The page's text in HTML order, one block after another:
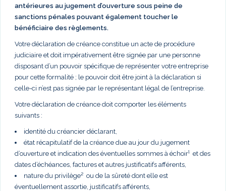
antérieures au jugement d’ouverture sous peine de
sanctions pénales pouvant également toucher le
bénéficiaire des règlements.
Votre déclaration de créance constitue un acte de procédure
judiciaire et doit impérativement être signée par une personne
disposant d’un pouvoir spécifique de représenter votre entreprise
pour cette formalité ; le pouvoir doit être joint à la déclaration si
celle-ci n’est pas signée par le représentant légal de l’entreprise.
Votre déclaration de créance doit comporter les éléments
suivants :
identité du créancier déclarant,
état récapitulatif de la créance due au jour du jugement
d’ouverture et indication des éventuelles sommes à échoir¹ et des
dates d’échéances, factures et autres justificatifs afférents,
nature du privilège² ou de la sûreté dont elle est
éventuellement assortie, justificatifs afférents,